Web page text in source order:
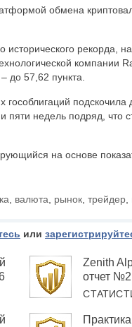
обмена
рекорда,
компании
до 57,62 пункта.
пяти недель подряд, что
на основе
валюта рынок трейдер
или
Zenith
отчет